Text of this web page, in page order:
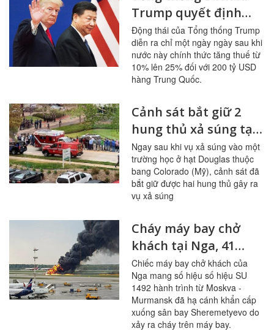
Trump quyết định
tăng thuế lên 300 tỷ
USD hàng còn lại
Động thái của Tổng thống Trump
diễn ra chỉ một ngày ngày sau khi
nước này chính thức tăng thuế từ
10% lên 25% đối với 200 tỷ USD
hàng Trung Quốc.
Cảnh sát bắt giữ 2
hung thủ xả súng tại
trường học ở
Colorado, Mỹ
Ngay sau khi vụ xả súng vào một
trường học ở hạt Douglas thuộc
bang Colorado (Mỹ), cảnh sát đã
bắt giữ được hai hung thủ gây ra
vụ xả súng
Cháy máy bay chở
khách tại Nga, 41
người thiệt mạng
Chiếc máy bay chở khách của
Nga mang số hiệu số hiệu SU
1492 hành trình từ Moskva -
Murmansk đã hạ cánh khẩn cấp
xuống sân bay Sheremetyevo do
xảy ra cháy trên máy bay.